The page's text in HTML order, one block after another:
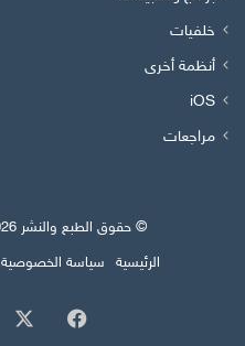
خلفيات
أنظمة أخرى
iOS
مراجعات
© حقوق الطبع والنشر 2026, جميع الحقوق محفوظة
الرئيسية
سياسة الخصوصية
فيسبوك